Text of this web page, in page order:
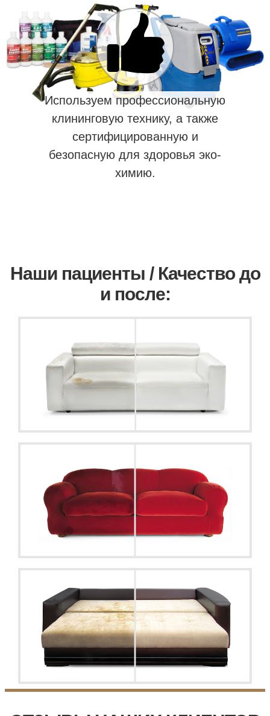
Используем профессиональную
клининговую технику, а также
сертифицированную и
безопасную для здоровья эко-
химию.
Наши пациенты / Качество до
и после: